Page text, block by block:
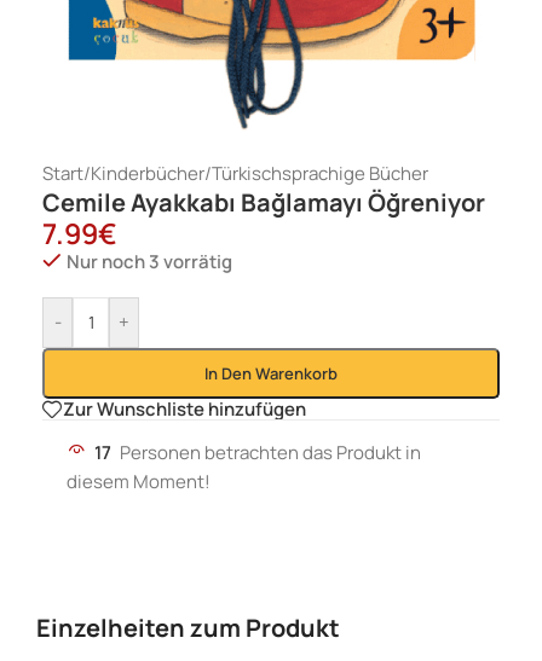
Start/Kinderbücher/Türkischsprachige Bücher
Cemile Ayakkabı Bağlamayı Öğreniyor
7.99€
Nur noch 3 vorrätig
- +
In Den Warenkorb
Zur Wunschliste hinzufügen
17 Personen betrachten das Produkt in
diesem Moment!
Einzelheiten zum Produkt